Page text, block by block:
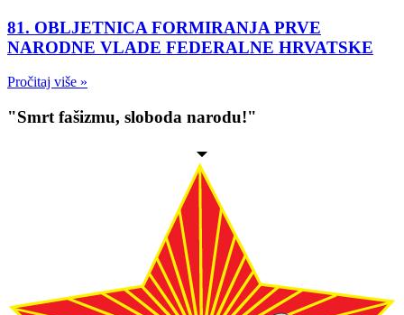
81. OBLJETNICA FORMIRANJA PRVE
NARODNE VLADE FEDERALNE HRVATSKE
Pročitaj više »
"Smrt fašizmu, sloboda narodu!"